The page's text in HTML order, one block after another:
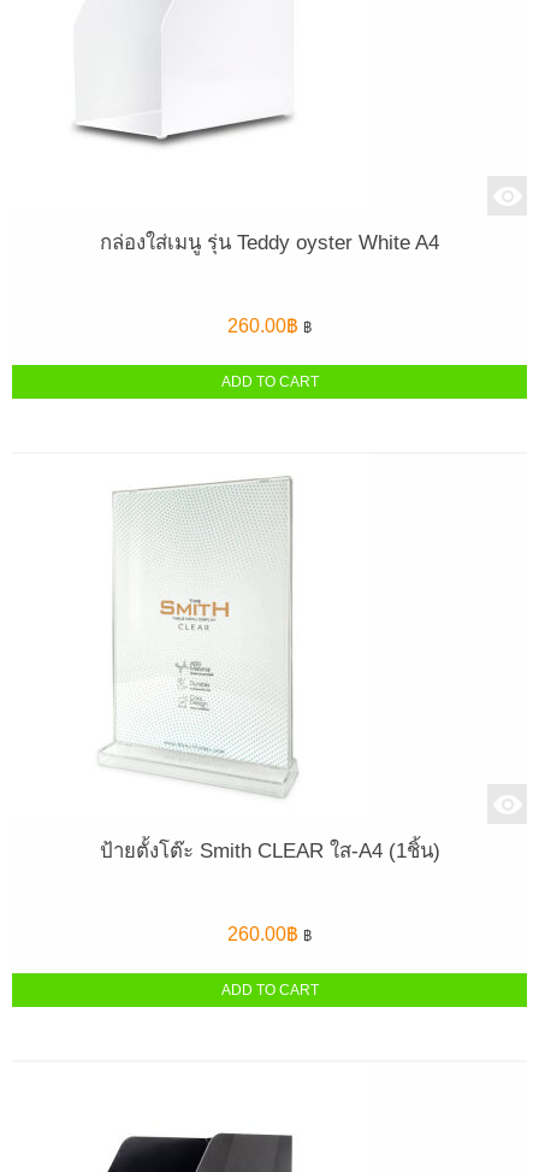
กล่องใส่เมนู รุ่น Teddy oyster White A4
260.00฿ ฿
ADD TO CART
ป้ายตั้งโต๊ะ Smith CLEAR ใส-A4 (1ชิ้น)
260.00฿ ฿
ADD TO CART